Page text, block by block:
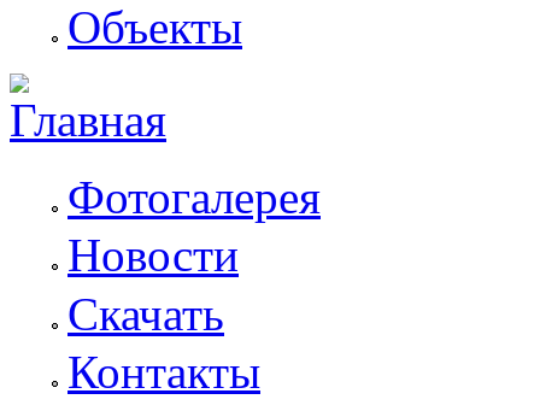
Объекты
Фотогалерея
Новости
Скачать
Контакты